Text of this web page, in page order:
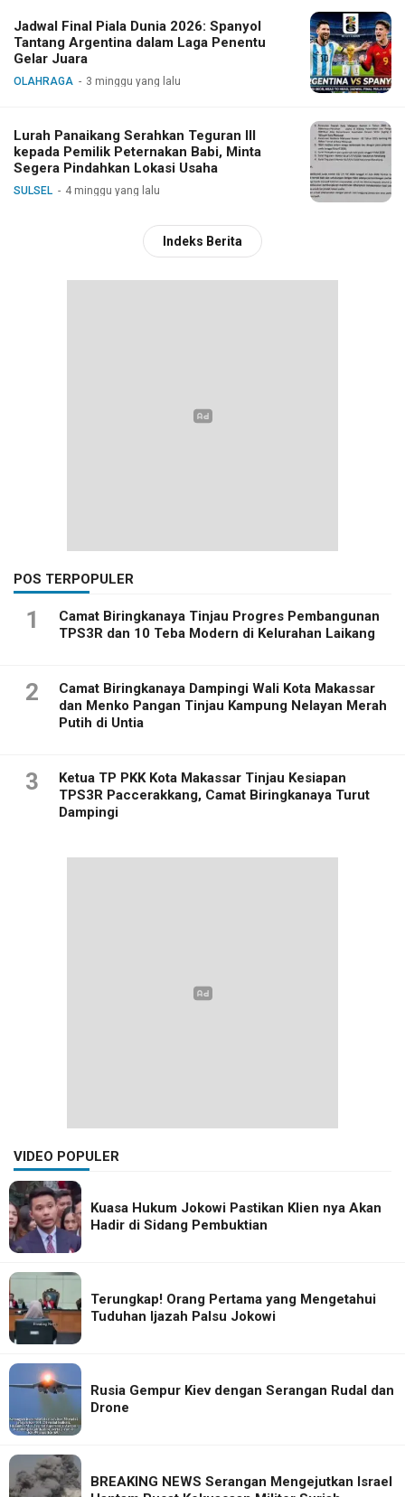
Jadwal Final Piala Dunia 2026: Spanyol
Tantang Argentina dalam Laga Penentu
Gelar Juara
OLAHRAGA 3 minggu yang lalu
Lurah Panaikang Serahkan Teguran III
kepada Pemilik Peternakan Babi, Minta
Segera Pindahkan Lokasi Usaha
SULSEL 4 minggu yang lalu
Indeks Berita
POS TERPOPULER
1
Camat Biringkanaya Tinjau Progres Pembangunan
TPS3R dan 10 Teba Modern di Kelurahan Laikang
2
Camat Biringkanaya Dampingi Wali Kota Makassar
dan Menko Pangan Tinjau Kampung Nelayan Merah
Putih di Untia
3
Ketua TP PKK Kota Makassar Tinjau Kesiapan
TPS3R Paccerakkang, Camat Biringkanaya Turut
Dampingi
VIDEO POPULER
Kuasa Hukum Jokowi Pastikan Klien nya Akan
Hadir di Sidang Pembuktian
Terungkap! Orang Pertama yang Mengetahui
Tuduhan Ijazah Palsu Jokowi
Rusia Gempur Kiev dengan Serangan Rudal dan
Drone
BREAKING NEWS Serangan Mengejutkan Israel